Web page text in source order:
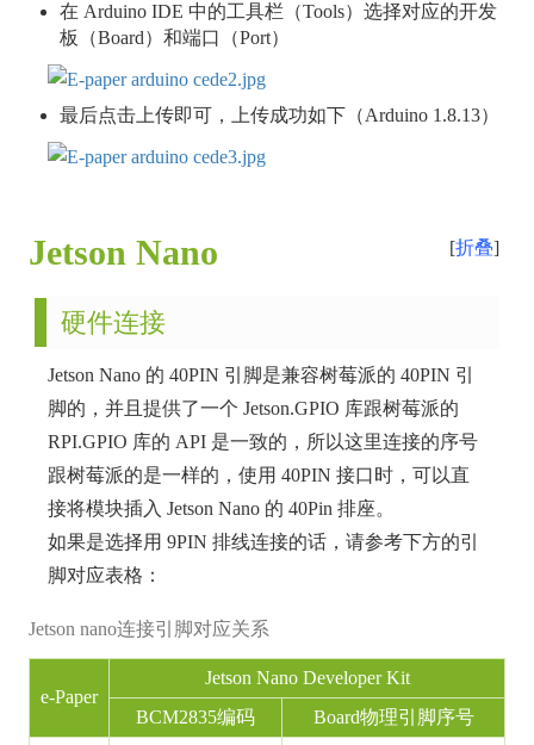
在 Arduino IDE 中的工具栏（Tools）选择对应的开发
板（Board）和端口（Port）
最后点击上传即可，上传成功如下（Arduino 1.8.13）
折叠
Jetson Nano
硬件连接
Jetson Nano 的 40PIN 引脚是兼容树莓派的 40PIN 引
脚的，并且提供了一个 Jetson.GPIO 库跟树莓派的
RPI.GPIO 库的 API 是一致的，所以这里连接的序号
跟树莓派的是一样的，使用 40PIN 接口时，可以直
接将模块插入 Jetson Nano 的 40Pin 排座。
如果是选择用 9PIN 排线连接的话，请参考下方的引
脚对应表格：
Jetson nano连接引脚对应关系
e-Paper
Jetson Nano Developer Kit
BCM2835编码
Board物理引脚序号